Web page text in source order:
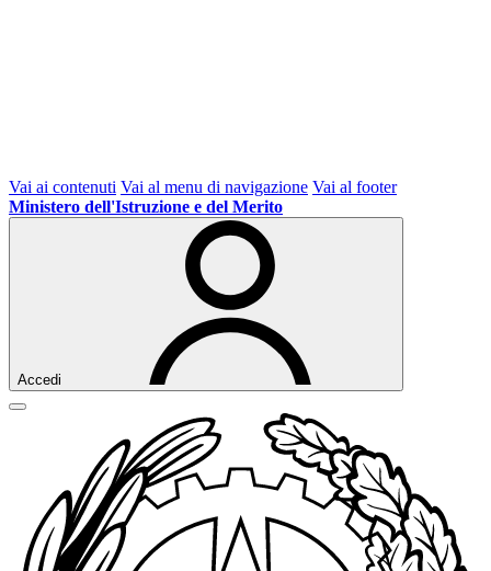
Vai ai contenuti Vai al menu di navigazione Vai al footer
Ministero dell'Istruzione e del Merito
Accedi